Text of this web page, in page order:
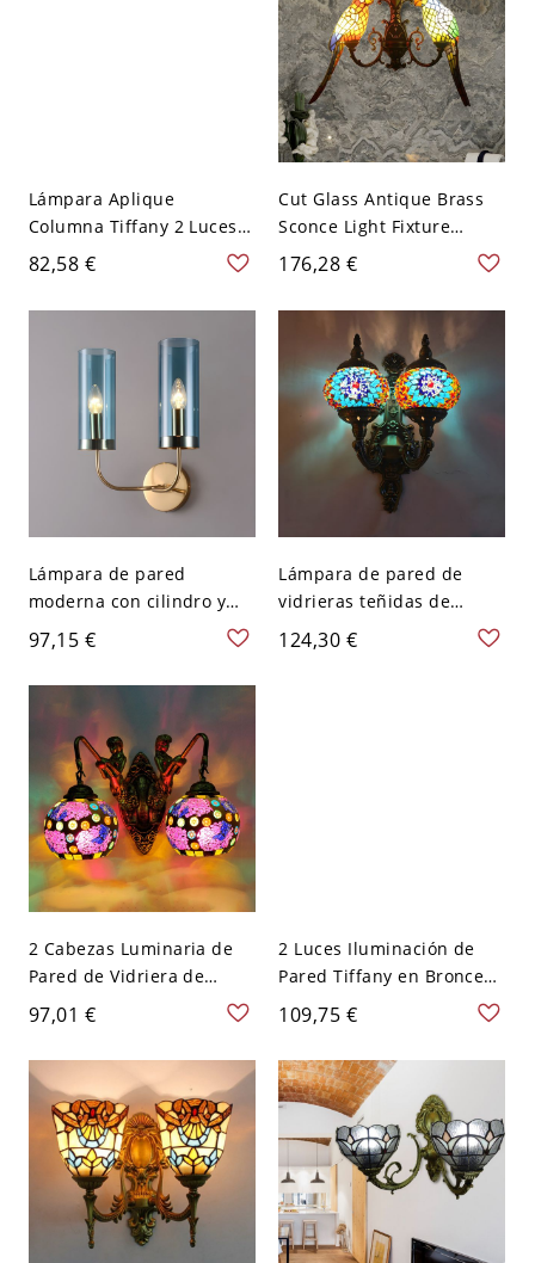
Lámpara Aplique
Columna Tiffany 2 Luces
Vidrio Azul para Baño
82,58 €
Cut Glass Antique Brass
Sconce Light Fixture
Parrot 2 Lights Tiffany
Style Vanity Lighting for
Bathroom - 110 A 120 V
Latón antiguo
176,28 €
Lámpara de pared
moderna con cilindro y
vidrio azul claro de 2
cabezas para iluminación
montada en la pared de la
sala de comedor
97,15 €
Lámpara de pared de
vidrieras teñidas de
cabeza 1, esférica azul
cielo marroquí, accesorio
124,30 €
2 Cabezas Luminaria de
Pared de Vidriera de
Domo Aplique de Pared
Tiffany con Adorna de
Sirena para Sala - Violeta
110 A 120 V
97,01 €
2 Luces Iluminación de
Pared Tiffany en Bronce
Antiguo Lámpara de
Pared de Vidrio de Domo
para Salón - 110 A 120 V
Bronce antiguo Set básico
109,75 €